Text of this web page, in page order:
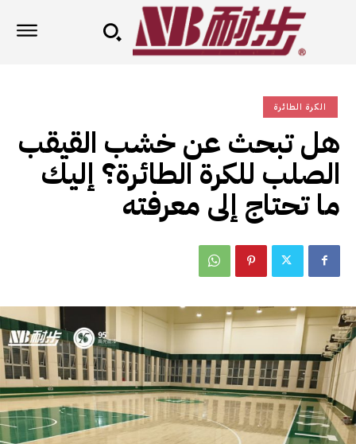
الكرة الطائرة
هل تبحث عن خشب القيقب
الصلب للكرة الطائرة؟ إليك
ما تحتاج إلى معرفته